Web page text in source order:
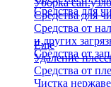
Средства для
Уборка
Средства для
Средства от
и других
Средства от
Еще
Удаление
Средства от
Чистка